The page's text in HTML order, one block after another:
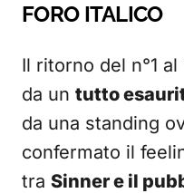
FORO ITALICO
Il ritorno del n°1
da un tutto
da una standing
confermato il
tra Sinner e il